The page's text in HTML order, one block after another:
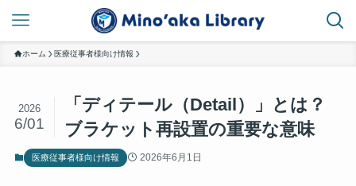
ホーム 医療従事者様向け情報
「ディテール（Detail）」とは？
ブラケット再設置の重要な意味
2026
6/01
医療従事者様向け情報 2026年6月1日